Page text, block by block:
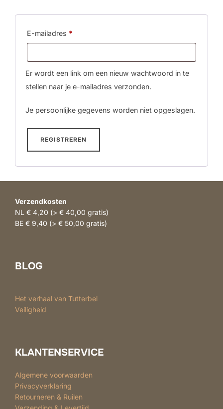
E-mailadres *
Er wordt een link om een nieuw wachtwoord in te
stellen naar je e-mailadres verzonden.
Je persoonlijke gegevens worden niet opgeslagen.
REGISTREREN
Verzendkosten
NL € 4,20 (> € 40,00 gratis)
BE € 9,40 (> € 50,00 gratis)
BLOG
Het verhaal van Tutterbel
Veiligheid
KLANTENSERVICE
Algemene voorwaarden
Privacyverklaring
Retourneren & Ruilen